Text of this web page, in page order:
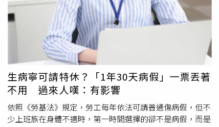
多，不要猶豫離職吧」。
MUMM、MESHKI官網）雖然貼文已刪除，但官網上仍能看
到陷入爭議的長裙。（圖／翻攝自MUMM官網）但在文章
PO出後，有網友貼出澳洲知名品牌MESHKI的官網照片，只
見MESHKI也販賣一款與MUMM看起來幾乎一模一樣的白色
洋裝，就連鏤空部份以及腰間打結處都非常相似，而
MESHKI的商品是在去年下半年推出，MUMM則是不久前才
有這款商品。網友便留言詢問「請問這樣是抄襲嗎」，結果
不久後余函彌便把宣傳商品的文章刪除，但在MUMM的官
網仍能看到這件裙子，究竟是致敬還是抄襲相當耐人尋味。
多年來余函彌的品牌鬧出不少爭議。（圖／翻攝自余函彌
生病寧可請特休？「1年30天病假」一票丟著
不用 過來人嘆：有影響
依照《勞基法》規定，勞工每年依法可請普通傷病假，但不
少上班族在身體不適時，第一時間選擇的卻不是病假，而是